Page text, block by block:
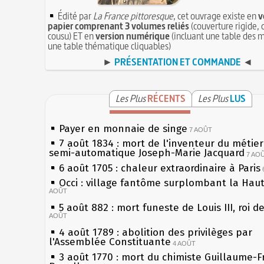
Édité parLa France pittoresque, cet ouvrage existe en
papier comprenant 3 volumes reliés(couverture rigide,
cousu) ET enversion numérique(incluant une table des
une table thématique cliquables)
► PRÉSENTATION ET COMMANDE ◄
Les PlusRÉCENTS Les PlusLUS
Payer en monnaie de singe 7 AOÛT
7 août 1834 : mort de l'inventeur du
semi-automatique Joseph-Marie Jacquard 7
6 août 1705 : chaleur extraordinaire à Paris
Occi : village fantôme surplombant la
AOÛT
5 août 882 : mort funeste de Louis III, roi
AOÛT
4 août 1789 : abolition des privilèges par
l'Assemblée Constituante 4 AOÛT
3 août 1770 : mort du chimiste Guillaume-